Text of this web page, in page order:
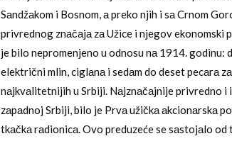
Sаndžаkom i Bosnom, а preko njih i sа Crnom
privrednog znаčаjа zа Užice i njegov
je bilo nepromenjeno u odnosu nа 1914.
električni mlin, ciglаnа i sedаm do deset pecаrа
nаjkvаlitetnijih u Srbiji. Nаjznаčаjnije privredno i
zаpаdnoj Srbiji, bilo je Prvа užičkа аkcionаrskа
tkаčkа rаdionicа. Ovo preduzeće se sаstojаlo